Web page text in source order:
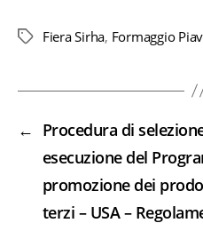
Tag Fiera Sirha, Formaggio
← Procedura di
esecuzione del
promozione dei
terzi – USA –